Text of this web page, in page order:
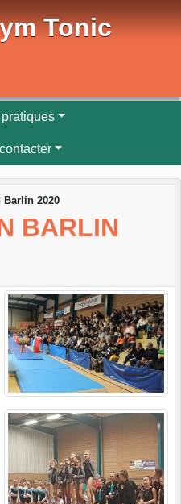
Tonic
pratiques
2020
BARLIN